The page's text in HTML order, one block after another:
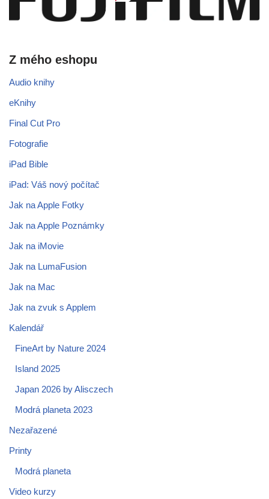
Z mého eshopu
Audio knihy
eKnihy
Final Cut Pro
Fotografie
iPad Bible
iPad: Váš nový počítač
Jak na Apple Fotky
Jak na Apple Poznámky
Jak na iMovie
Jak na LumaFusion
Jak na Mac
Jak na zvuk s Applem
Kalendář
FineArt by Nature 2024
Island 2025
Japan 2026 by Alisczech
Modrá planeta 2023
Nezařazené
Printy
Modrá planeta
Video kurzy